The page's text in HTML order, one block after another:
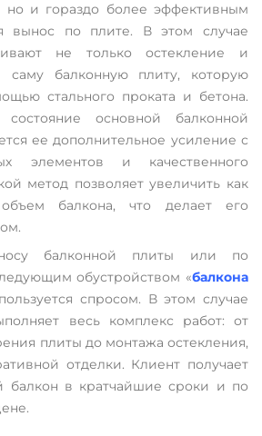
и гораздо более эффективным
вынос по плите. В этом случае
не только остекление и
балконную плиту, которую
стального проката и бетона.
основной балконной
ее дополнительное усиление с
элементов и качественного
метод позволяет увеличить как
балкона, что делает его
балконной плиты или по
обустройством «балкона
спросом. В этом случае
весь комплекс работ: от
плиты до монтажа остекления,
отделки. Клиент получает
балкон в кратчайшие сроки и по